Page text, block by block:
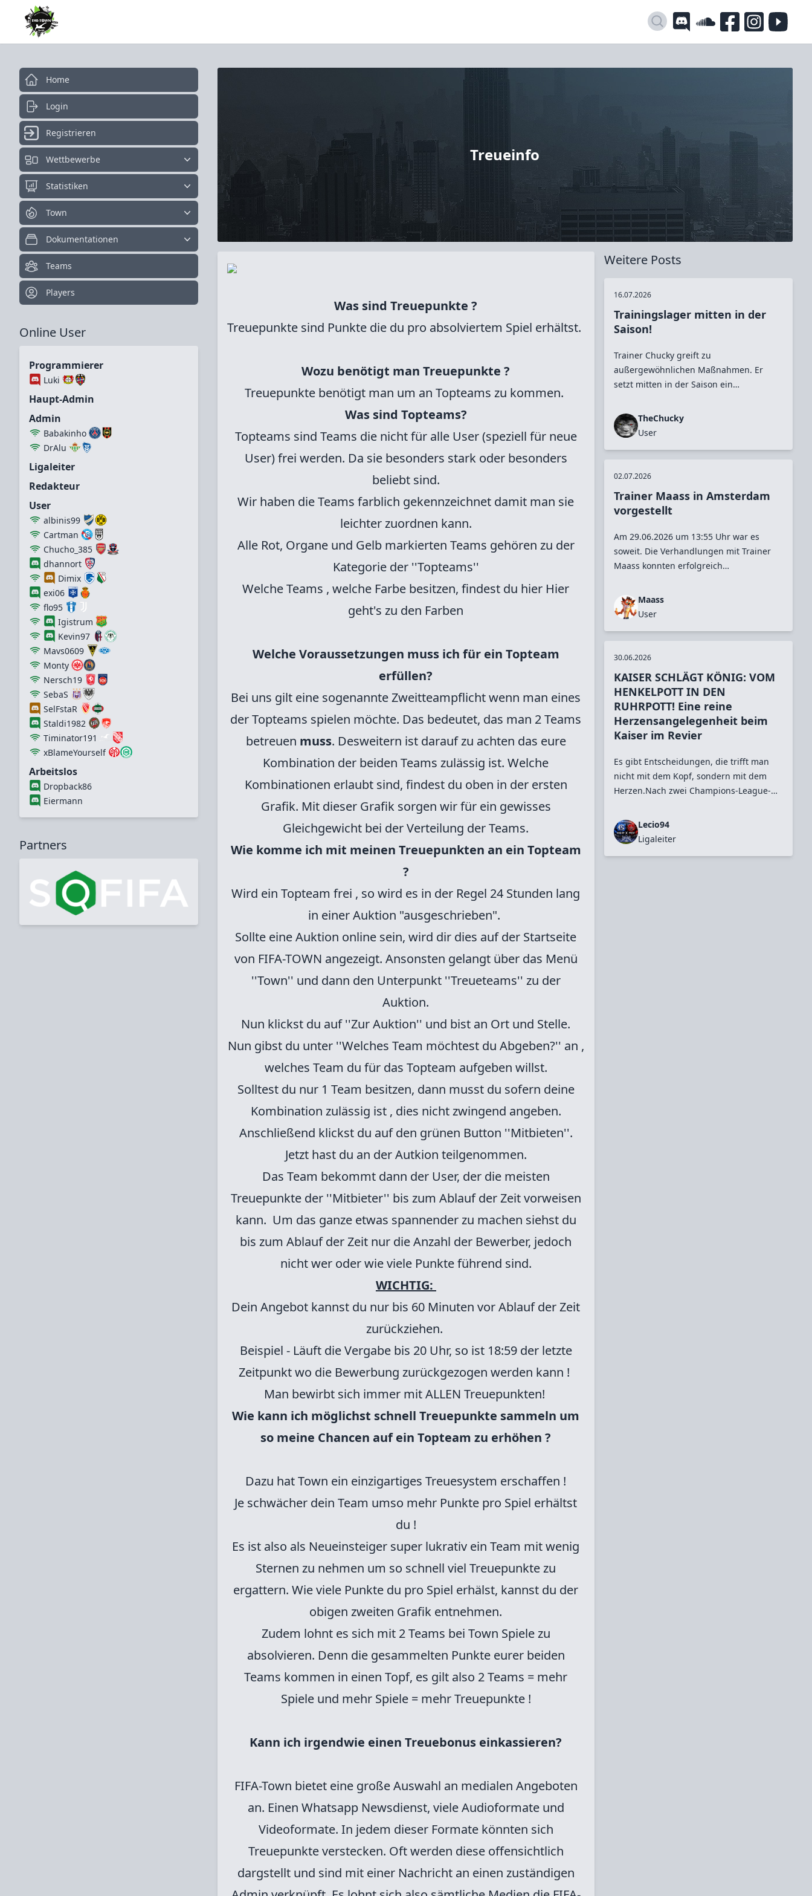
Home
Login
Registrieren
Wettbewerbe
Statistiken
Town
Dokumentationen
Teams
Players
Online User
Programmierer
Luki
Haupt-Admin
Admin
Babakinho
DrAlu
Ligaleiter
Redakteur
User
albinis99
Cartman
Chucho_385
dhannort
Dimix
exi06
flo95
Igistrum
Kevin97
Mavs0609
Monty
Nersch19
SebaS
SelFstaR
Staldi1982
Timinator191
xBlameYourself
Arbeitslos
Dropback86
Eiermann
Partners
Treueinfo
Was sind Treuepunkte ?
Treuepunkte sind Punkte die du pro absolviertem Spiel erhältst.
Wozu benötigt man Treuepunkte ?
Treuepunkte benötigt man um an Topteams zu kommen.
Was sind Topteams?
Topteams sind Teams die nicht für alle User (speziell für neue
User) frei werden. Da sie besonders stark oder besonders
beliebt sind.
Wir haben die Teams farblich gekennzeichnet damit man sie
leichter zuordnen kann.
Alle Rot, Organe und Gelb markierten Teams gehören zu der
Kategorie der ''Topteams''
Welche Teams , welche Farbe besitzen, findest du hier Hier
geht's zu den Farben
Welche Voraussetzungen muss ich für ein Topteam
erfüllen?
Bei uns gilt eine sogenannte Zweitteampflicht wenn man eines
der Topteams spielen möchte. Das bedeutet, das man 2 Teams
betreuen muss. Desweitern ist darauf zu achten das eure
Kombination der beiden Teams zulässig ist. Welche
Kombinationen erlaubt sind, findest du oben in der ersten
Grafik. Mit dieser Grafik sorgen wir für ein gewisses
Gleichgewicht bei der Verteilung der Teams.
Wie komme ich mit meinen Treuepunkten an ein Topteam
?
Wird ein Topteam frei , so wird es in der Regel 24 Stunden lang
in einer Auktion "ausgeschrieben".
Sollte eine Auktion online sein, wird dir dies auf der Startseite
von FIFA-TOWN angezeigt. Ansonsten gelangt über das Menü
''Town'' und dann den Unterpunkt ''Treueteams'' zu der
Auktion.
Nun klickst du auf ''Zur Auktion'' und bist an Ort und Stelle.
Nun gibst du unter ''Welches Team möchtest du Abgeben?'' an ,
welches Team du für das Topteam aufgeben willst.
Solltest du nur 1 Team besitzen, dann musst du sofern deine
Kombination zulässig ist , dies nicht zwingend angeben.
Anschließend klickst du auf den grünen Button ''Mitbieten''.
Jetzt hast du an der Autkion teilgenommen.
Das Team bekommt dann der User, der die meisten
Treuepunkte der ''Mitbieter'' bis zum Ablauf der Zeit vorweisen
kann. Um das ganze etwas spannender zu machen siehst du
bis zum Ablauf der Zeit nur die Anzahl der Bewerber, jedoch
nicht wer oder wie viele Punkte führend sind.
WICHTIG:
Dein Angebot kannst du nur bis 60 Minuten vor Ablauf der Zeit
zurückziehen.
Beispiel - Läuft die Vergabe bis 20 Uhr, so ist 18:59 der letzte
Zeitpunkt wo die Bewerbung zurückgezogen werden kann !
Man bewirbt sich immer mit ALLEN Treuepunkten!
Wie kann ich möglichst schnell Treuepunkte sammeln um
so meine Chancen auf ein Topteam zu erhöhen ?
Dazu hat Town ein einzigartiges Treuesystem erschaffen !
Je schwächer dein Team umso mehr Punkte pro Spiel erhältst
du !
Es ist also als Neueinsteiger super lukrativ ein Team mit wenig
Sternen zu nehmen um so schnell viel Treuepunkte zu
ergattern. Wie viele Punkte du pro Spiel erhälst, kannst du der
obigen zweiten Grafik entnehmen.
Zudem lohnt es sich mit 2 Teams bei Town Spiele zu
absolvieren. Denn die gesammelten Punkte eurer beiden
Teams kommen in einen Topf, es gilt also 2 Teams = mehr
Spiele und mehr Spiele = mehr Treuepunkte !
Kann ich irgendwie einen Treuebonus einkassieren?
FIFA-Town bietet eine große Auswahl an medialen Angeboten
an. Einen Whatsapp Newsdienst, viele Audioformate und
Videoformate. In jedem dieser Formate könnten sich
Treuepunkte verstecken. Oft werden diese offensichtlich
dargstellt und sind mit einer Nachricht an einen zuständigen
Weitere Posts
16.07.2026
Trainingslager mitten in der
Saison!
Trainer Chucky greift zu
außergewöhnlichen Maßnahmen. Er
setzt mitten in der Saison ein
Nach Rückfrage beim akribischen Trainer
gab er zu Protokoll, dass er eine gewisse
Mannschaft spürte. Er wolle dies auf alle
Fälle vermeiden und erinnert immer
Ziele. Vor allem in Anbetracht, dass Kiel
und Union in die Spur gekommen sind
Regionen gespielt haben, wo s... mehr
lesen
TheChucky
User
02.07.2026
Trainer Maass in Amsterdam
vorgestellt
Am 29.06.2026 um 13:55 Uhr war es
soweit. Die Verhandlungen mit Trainer
Maass konnten erfolgreich
Nachfolge von Matich88 an.Wir haben
für Sie die Pressekonferenz
willkommen in der Johan-Crujff-Arena
zur heutigen Pressekonferenz, in welcher
Ajax Amsterdam vorstellen. Zunächst
möchten wir unseren Sportdirektor um
einige Worte bitten."Sportdirektor:
„Vielen Dank. In der Analyse der Saiso
mehr lesen
Maass
User
30.06.2026
KAISER SCHLÄGT KÖNIG: VOM
HENKELPOTT IN DEN
RUHRPOTT! Eine reine
Herzensangelegenheit beim
Kaiser im Revier
Es gibt Entscheidungen, die trifft man
nicht mit dem Kopf, sondern mit dem
Herzen.Nach zwei Champions-League-
in Rom zu bleiben. Noch eine Saison.
Noch ein Titel. Vielleicht nochmal die
Champions League.Aber man sollte
Lecio94
Ligaleiter